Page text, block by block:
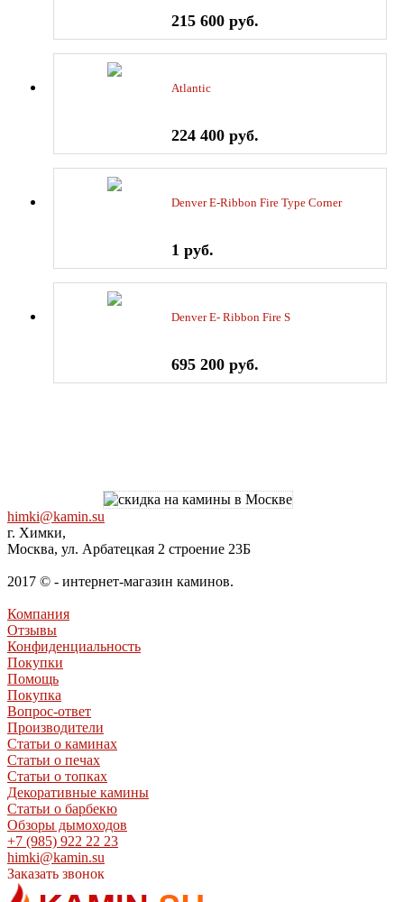
215 600 руб.
Atlantic
224 400 руб.
Denver E-Ribbon Fire Type Corner
1 руб.
Denver E- Ribbon Fire S
695 200 руб.
himki@kamin.su
г. Химки,
Москва, ул. Арбатецкая 2 строение 23Б
2017 © - интернет-магазин каминов.
Компания
Отзывы
Конфиденциальность
Покупки
Помощь
Покупка
Вопрос-ответ
Производители
Статьи о каминах
Статьи о печах
Статьи о топках
Декоративные камины
Статьи о барбекю
Обзоры дымоходов
+7 (985) 922 22 23
himki@kamin.su
Заказать звонок